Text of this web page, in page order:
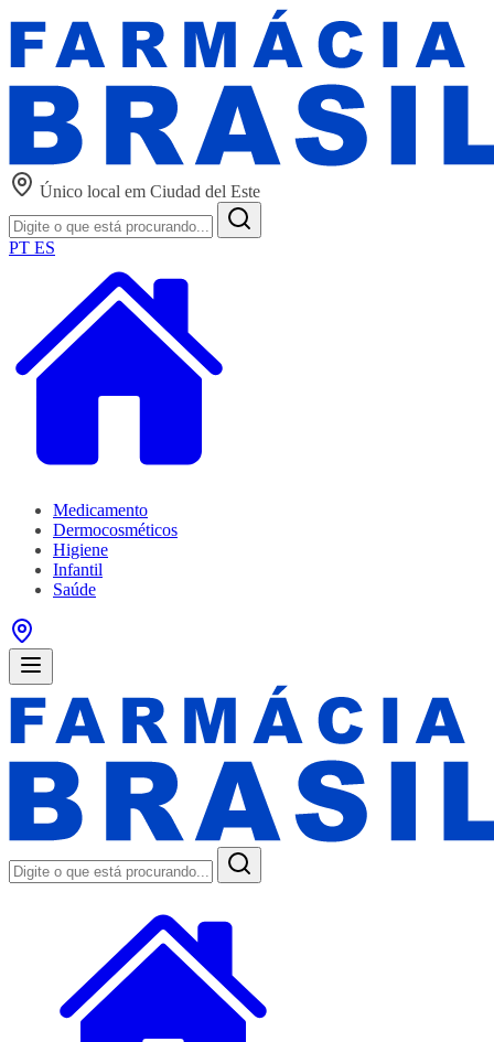
Único local em Ciudad del Este
PT ES
Medicamento
Dermocosméticos
Higiene
Infantil
Saúde